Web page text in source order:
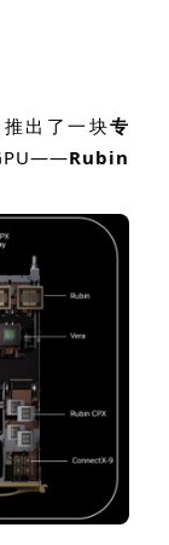
出了一块专
——Rubin